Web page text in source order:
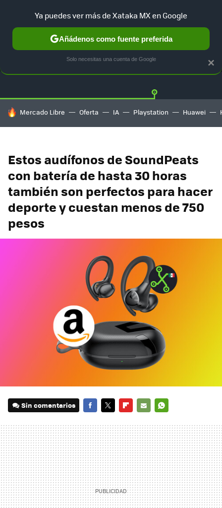
GUÍA DE COMPRAS MERCADO LIBRE
HOY SE HABLA DE
Mercado Libre Oferta IA Playstation Huawei
Estos audífonos de SoundPeats
con batería de hasta 30 horas
también son perfectos para hacer
deporte y cuestan menos de 750
pesos
Sin comentarios
MAIL
×
Ya puedes ver más de Xataka MX en Google
Añádenos como fuente preferida
Solo necesitas una cuenta de Google